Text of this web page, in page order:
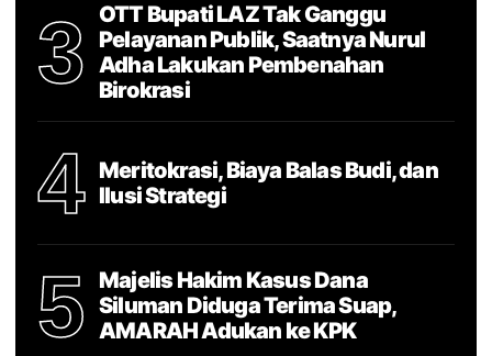
3
OTT Bupati LAZ Tak Ganggu
Pelayanan Publik, Saatnya Nurul
Adha Lakukan Pembenahan
Birokrasi
4
Meritokrasi, Biaya Balas Budi, dan
Ilusi Strategi
5
Majelis Hakim Kasus Dana
Siluman Diduga Terima Suap,
AMARAH Adukan ke KPK